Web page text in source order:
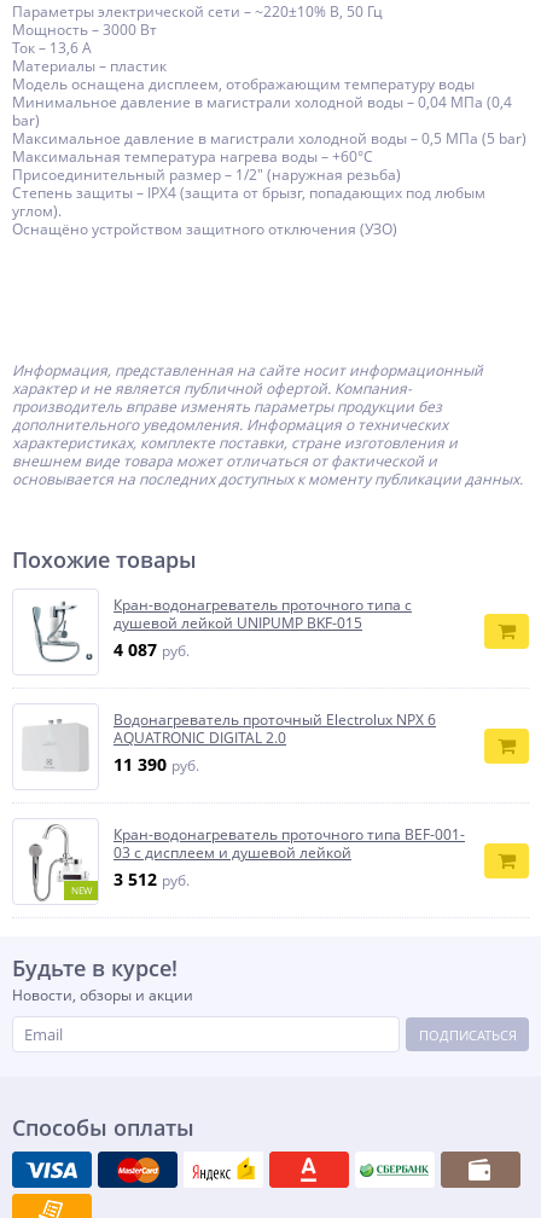
Параметры электрической сети – ~220±10% В, 50 Гц
Мощность – 3000 Вт
Ток – 13,6 А
Материалы – пластик
Модель оснащена дисплеем, отображающим температуру воды
Минимальное давление в магистрали холодной воды – 0,04 МПа (0,4
bar)
Максимальное давление в магистрали холодной воды – 0,5 МПа (5 bar)
Максимальная температура нагрева воды – +60°С
Присоединительный размер – 1/2" (наружная резьба)
Степень защиты – IPX4 (защита от брызг, попадающих под любым
углом).
Оснащёно устройством защитного отключения (УЗО)
Информация, представленная на сайте носит информационный
характер и не является публичной офертой. Компания-
производитель вправе изменять параметры продукции без
дополнительного уведомления. Информация о технических
характеристиках, комплекте поставки, стране изготовления и
внешнем виде товара может отличаться от фактической и
основывается на последних доступных к моменту публикации данных.
Похожие товары
Кран-водонагреватель проточного типа с
душевой лейкой UNIPUMP BKF-015
4 087 руб.
Водонагреватель проточный Electrolux NPX 6
AQUATRONIC DIGITAL 2.0
11 390 руб.
NEW
Кран-водонагреватель проточного типа BEF-001-
03 с дисплеем и душевой лейкой
3 512 руб.
Будьте в курсе!
Новости, обзоры и акции
ПОДПИСАТЬСЯ
Способы оплаты